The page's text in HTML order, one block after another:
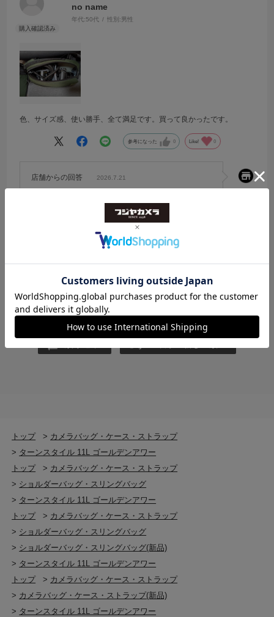
no name
年代:50代 性別:男性
色、サイズ感、使い勝手、全て満足です。買って良かったです。
参考になった 0 Like! 0
店舗からの回答 2026.7.21
カラーやサイズ感、使い勝手など、製品の魅力を気に
入っていただけてたいへんうれしく思います。
軽快に持ち運べるバッグですので、日々の持ち出しに
この商品で今後の撮影をぜひお楽しみください。
トップ > カメラバッグ・ケース・ストラップ
> ターンスタイル 11L ゴールデンアワー
トップ
> カメラバッグ・ケース・ストラップ
> ショルダーバッグ・スリングバッグ
> ターンスタイル 11L ゴールデンアワー
トップ
> カメラバッグ・ケース・ストラップ
> ショルダーバッグ・スリングバッグ
> ショルダーバッグ・スリングバッグ(新品)
> ターンスタイル 11L ゴールデンアワー
トップ
> カメラバッグ・ケース・ストラップ
> カメラバッグ・ケース・ストラップ(新品)
> ターンスタイル 11L ゴールデンアワー